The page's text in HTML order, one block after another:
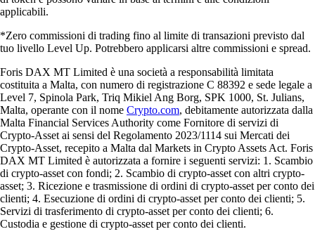
applicabili.
*Zero commissioni di trading fino al limite di transazioni previsto dal
tuo livello Level Up. Potrebbero applicarsi altre commissioni e spread.
Foris DAX MT Limited è una società a responsabilità limitata
costituita a Malta, con numero di registrazione C 88392 e sede legale a
Level 7, Spinola Park, Triq Mikiel Ang Borg, SPK 1000, St. Julians,
Malta, operante con il nome Crypto.com, debitamente autorizzata dalla
Malta Financial Services Authority come Fornitore di servizi di
Crypto-Asset ai sensi del Regolamento 2023/1114 sui Mercati dei
Crypto-Asset, recepito a Malta dal Markets in Crypto Assets Act. Foris
DAX MT Limited è autorizzata a fornire i seguenti servizi: 1. Scambio
di crypto-asset con fondi; 2. Scambio di crypto-asset con altri crypto-
asset; 3. Ricezione e trasmissione di ordini di crypto-asset per conto dei
clienti; 4. Esecuzione di ordini di crypto-asset per conto dei clienti; 5.
Servizi di trasferimento di crypto-asset per conto dei clienti; 6.
Custodia e gestione di crypto-asset per conto dei clienti.